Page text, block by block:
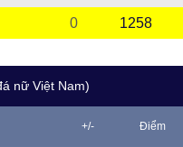
0 1258
nữ Việt Nam)
+/- Điểm